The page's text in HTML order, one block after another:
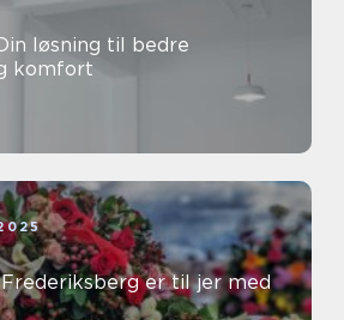
løsning til bedre
komfort
er til jer med